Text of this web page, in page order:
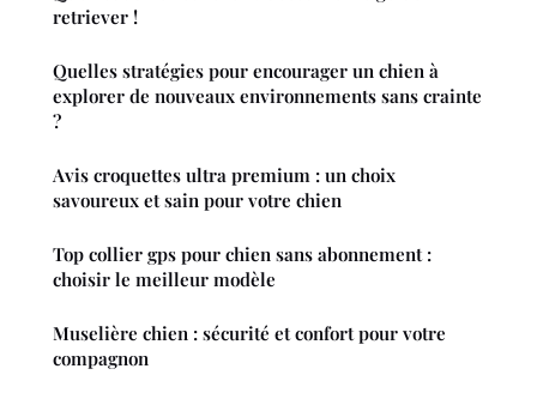
retriever !
Quelles stratégies pour encourager un chien à
explorer de nouveaux environnements sans crainte
?
Avis croquettes ultra premium : un choix
savoureux et sain pour votre chien
Top collier gps pour chien sans abonnement :
choisir le meilleur modèle
Muselière chien : sécurité et confort pour votre
compagnon